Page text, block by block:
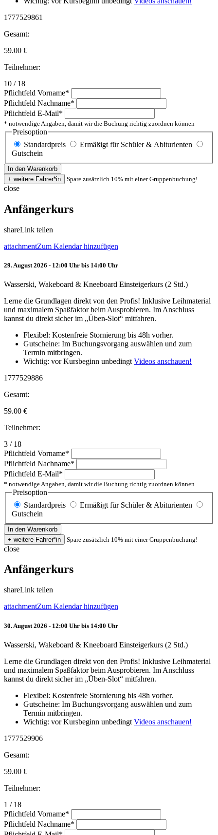
1777529861
Gesamt:
59.00 €
Teilnehmer:
10 / 18
Pflichtfeld Vorname*
Pflichtfeld Nachname*
Pflichtfeld E-Mail*
* notwendige Angaben, damit wir die Buchung richtig zuordnen können
Preisoption
Standardpreis
Ermäßigt für Schüler & Abiturienten
Gutschein
Spare zusätzlich 10% mit einer Gruppenbuchung!
close
Anfängerkurs
shareLink teilen
attachmentZum Kalendar hinzufügen
29. August 2026 - 12:00 Uhr bis 14:00 Uhr
Wasserski, Wakeboard & Kneeboard Einsteigerkurs (2 Std.)
Lerne die Grundlagen direkt von den Profis! Inklusive Leihmaterial
und maximalem Spaßfaktor beim Ausprobieren. Im Anschluss
kannst du direkt sicher im „Üben-Slot“ mitfahren.
Flexibel: Kostenfreie Stornierung bis 48h vorher.
Gutscheine: Im Buchungsvorgang auswählen und zum
Termin mitbringen.
Wichtig: vor Kursbeginn unbedingt Videos anschauen!
1777529886
Gesamt:
59.00 €
Teilnehmer:
3 / 18
Pflichtfeld Vorname*
Pflichtfeld Nachname*
Pflichtfeld E-Mail*
* notwendige Angaben, damit wir die Buchung richtig zuordnen können
Preisoption
Standardpreis
Ermäßigt für Schüler & Abiturienten
Gutschein
Spare zusätzlich 10% mit einer Gruppenbuchung!
close
Anfängerkurs
shareLink teilen
attachmentZum Kalendar hinzufügen
30. August 2026 - 12:00 Uhr bis 14:00 Uhr
Wasserski, Wakeboard & Kneeboard Einsteigerkurs (2 Std.)
Lerne die Grundlagen direkt von den Profis! Inklusive Leihmaterial
und maximalem Spaßfaktor beim Ausprobieren. Im Anschluss
kannst du direkt sicher im „Üben-Slot“ mitfahren.
Flexibel: Kostenfreie Stornierung bis 48h vorher.
Gutscheine: Im Buchungsvorgang auswählen und zum
Termin mitbringen.
Wichtig: vor Kursbeginn unbedingt Videos anschauen!
1777529906
Gesamt:
59.00 €
Teilnehmer:
1 / 18
Pflichtfeld Vorname*
Pflichtfeld Nachname*